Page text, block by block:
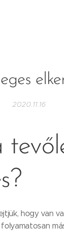
2020.11.16
hogy van